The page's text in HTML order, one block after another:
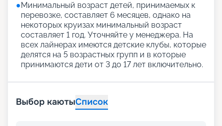
●Минимальный возраст детей, принимаемых к
перевозке, составляет 6 месяцев, однако на
некоторых круизах минимальный возраст
составляет 1 год. Уточняйте у менеджера. На
всех лайнерах имеются детские клубы, которые
делятся на 5 возрастных групп и в которые
принимаются дети от 3 до 17 лет включительно.
Выбор каютыСписок